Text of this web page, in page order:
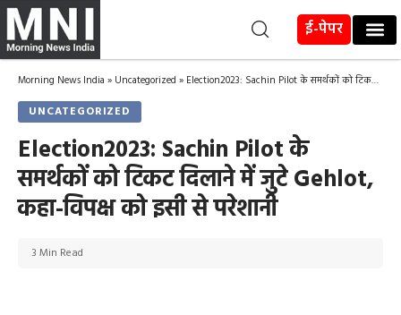
ई-पेपर
Morning News India » Uncategorized » Election2023: Sachin Pilot के समर्थकों को टिकट दिलाने में जुटे Gehlot, कहा-विपक्ष को इसी से परेशानी
UNCATEGORIZED
Election2023: Sachin Pilot के
समर्थकों को टिकट दिलाने में जुटे Gehlot,
कहा-विपक्ष को इसी से परेशानी
3 Min Read